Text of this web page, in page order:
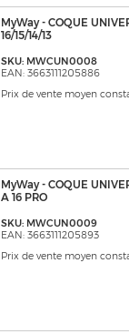
MyWay - COQUE
16/15/14/13
SKU: MWCUN0008
EAN: 3663111205886
Prix de vente moyen
MyWay - COQUE
A 16 PRO
SKU: MWCUN0009
EAN: 3663111205893
Prix de vente moyen